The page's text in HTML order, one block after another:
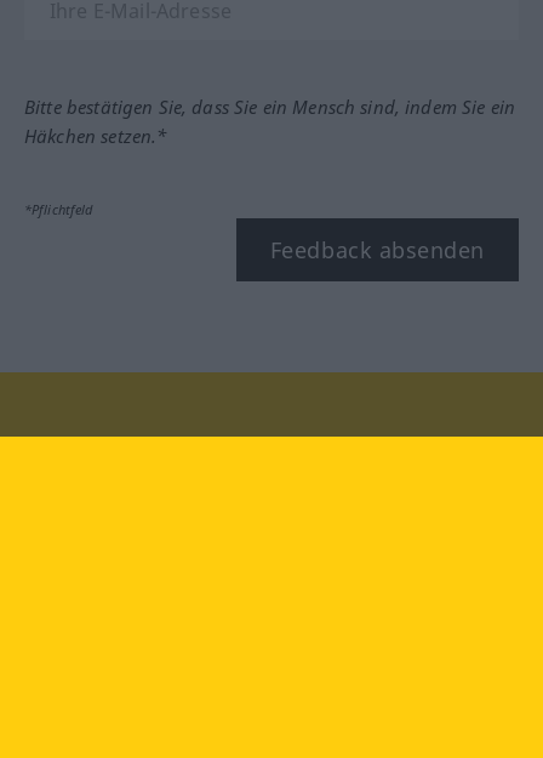
Bitte bestätigen Sie, dass Sie ein Mensch sind, indem Sie ein
Häkchen setzen.*
*Pflichtfeld
Feedback absenden
Besuchen Sie uns auf: